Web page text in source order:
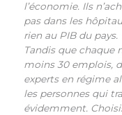
l’économie. Ils
pas dans les
rien au PIB du pays.
Tandis que chaque
moins 30 emplois,
experts en régime
les personnes qui
évidemment.